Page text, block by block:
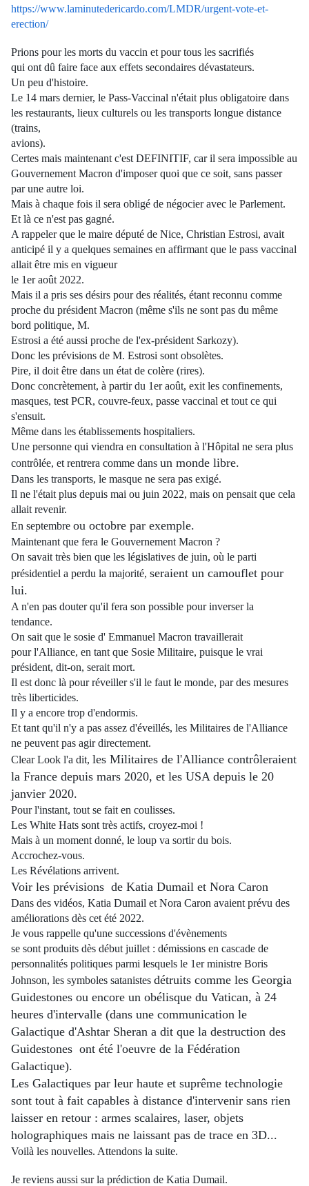
https://www.laminutedericardo.com/LMDR/urgent-vote-et-
erection/
Prions pour les morts du vaccin et pour tous les sacrifiés
qui ont dû faire face aux effets secondaires dévastateurs.
Un peu d'histoire.
Le 14 mars dernier, le Pass-Vaccinal n'était plus obligatoire dans
les restaurants, lieux culturels ou les transports longue distance
(trains,
avions).
Certes mais maintenant c'est DEFINITIF, car il sera impossible au
Gouvernement Macron d'imposer quoi que ce soit, sans passer
par une autre loi.
Mais à chaque fois il sera obligé de négocier avec le Parlement.
Et là ce n'est pas gagné.
A rappeler que le maire député de Nice, Christian Estrosi, avait
anticipé il y a quelques semaines en affirmant que le pass vaccinal
allait être mis en vigueur
le 1er août 2022.
Mais il a pris ses désirs pour des réalités, étant reconnu comme
proche du président Macron (même s'ils ne sont pas du même
bord politique, M.
Estrosi a été aussi proche de l'ex-président Sarkozy).
Donc les prévisions de M. Estrosi sont obsolètes.
Pire, il doit être dans un état de colère (rires).
Donc concrètement, à partir du 1er août, exit les confinements,
masques, test PCR, couvre-feux, passe vaccinal et tout ce qui
s'ensuit.
Même dans les établissements hospitaliers.
Une personne qui viendra en consultation à l'Hôpital ne sera plus
contrôlée, et rentrera comme dans un monde libre.
Dans les transports, le masque ne sera pas exigé.
Il ne l'était plus depuis mai ou juin 2022, mais on pensait que cela
allait revenir.
En septembre ou octobre par exemple.
Maintenant que fera le Gouvernement Macron ?
On savait très bien que les législatives de juin, où le parti
présidentiel a perdu la majorité, seraient un camouflet pour
lui.
A n'en pas douter qu'il fera son possible pour inverser la
tendance.
On sait que le sosie d' Emmanuel Macron travaillerait
pour l'Alliance, en tant que Sosie Militaire, puisque le vrai
président, dit-on, serait mort.
Il est donc là pour réveiller s'il le faut le monde, par des mesures
très liberticides.
Il y a encore trop d'endormis.
Et tant qu'il n'y a pas assez d'éveillés, les Militaires de l'Alliance
ne peuvent pas agir directement.
Clear Look l'a dit, les Militaires de l'Alliance contrôleraient
la France depuis mars 2020, et les USA depuis le 20
janvier 2020.
Pour l'instant, tout se fait en coulisses.
Les White Hats sont très actifs, croyez-moi !
Mais à un moment donné, le loup va sortir du bois.
Accrochez-vous.
Les Révélations arrivent.
Voir les prévisions de Katia Dumail et Nora Caron
Dans des vidéos, Katia Dumail et Nora Caron avaient prévu des
améliorations dès cet été 2022.
Je vous rappelle qu'une successions d'évènements
se sont produits dès début juillet : démissions en cascade de
personnalités politiques parmi lesquels le 1er ministre Boris
Johnson, les symboles satanistes détruits comme les Georgia
Guidestones ou encore un obélisque du Vatican, à 24
heures d'intervalle (dans une communication le
Galactique d'Ashtar Sheran a dit que la destruction des
Guidestones ont été l'oeuvre de la Fédération
Galactique).
Les Galactiques par leur haute et suprême technologie
sont tout à fait capables à distance d'intervenir sans rien
laisser en retour : armes scalaires, laser, objets
holographiques mais ne laissant pas de trace en 3D...
Voilà les nouvelles. Attendons la suite.
Je reviens aussi sur la prédiction de Katia Dumail.